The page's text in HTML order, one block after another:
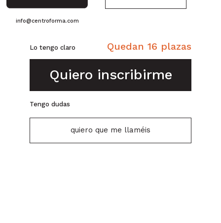
info@centroforma.com
Lo tengo claro Quedan 16 plazas
Quiero inscribirme
Tengo dudas
quiero que me llaméis